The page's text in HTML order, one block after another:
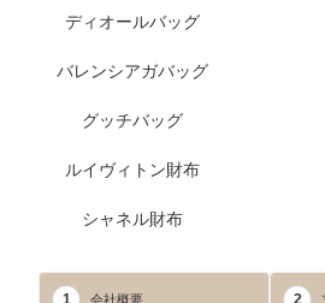
ディオールバッグ
バレンシアガバッグ
グッチバッグ
ルイヴィトン財布
シャネル財布
会社概要